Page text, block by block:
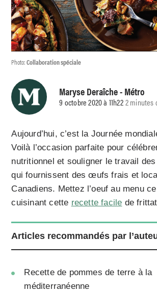
Photo:Collaboration spéciale
Maryse Deraîche- Métro
9 octobre 2020 à 11h222 minutes
Aujourd’hui, c’est la Journée
Voilà l’occasion parfaite pour
nutritionnel et souligner le travail
qui fournissent des œufs frais et
Canadiens. Mettez l’oeuf au menu
cuisinant cette recette facile de
Articles recommandés par
Recette de pommes de terre à la
méditerranéenne